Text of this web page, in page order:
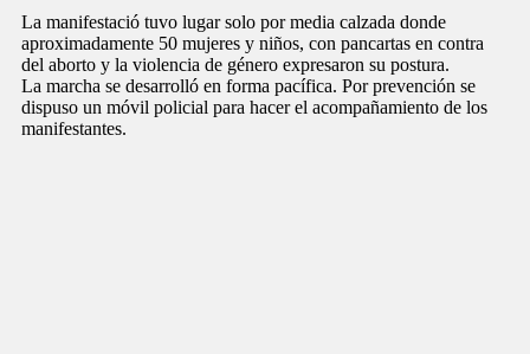
La manifestació tuvo lugar solo por media calzada donde
aproximadamente 50 mujeres y niños, con pancartas en contra
del aborto y la violencia de género expresaron su postura.
La marcha se desarrolló en forma pacífica. Por prevención se
dispuso un móvil policial para hacer el acompañamiento de los
manifestantes.